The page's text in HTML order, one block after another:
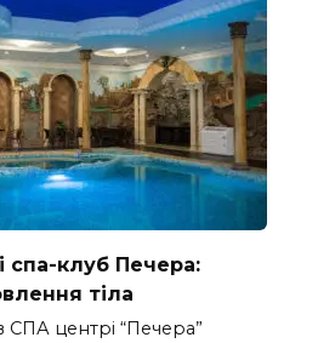
спа-клуб Печера:
тіла
СПА центрі “Печера”